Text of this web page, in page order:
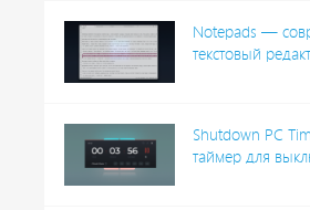
Notepads —
текстовый
Shutdown PC
таймер для